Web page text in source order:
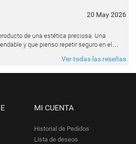
20 May 2026
de una estética preciosa. Una
y que pienso repetir seguro en el
Ver todas las reseñas
MI CUENTA
Historial de Pedidos
Lista de deseos